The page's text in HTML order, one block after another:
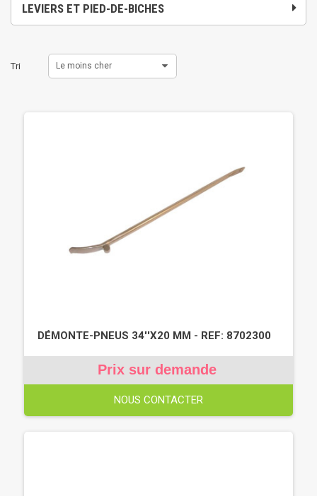
LEVIERS ET PIED-DE-BICHES
Tri Le moins cher
DÉMONTE-PNEUS 34''X20 MM - REF: 8702300
Prix sur demande
NOUS CONTACTER